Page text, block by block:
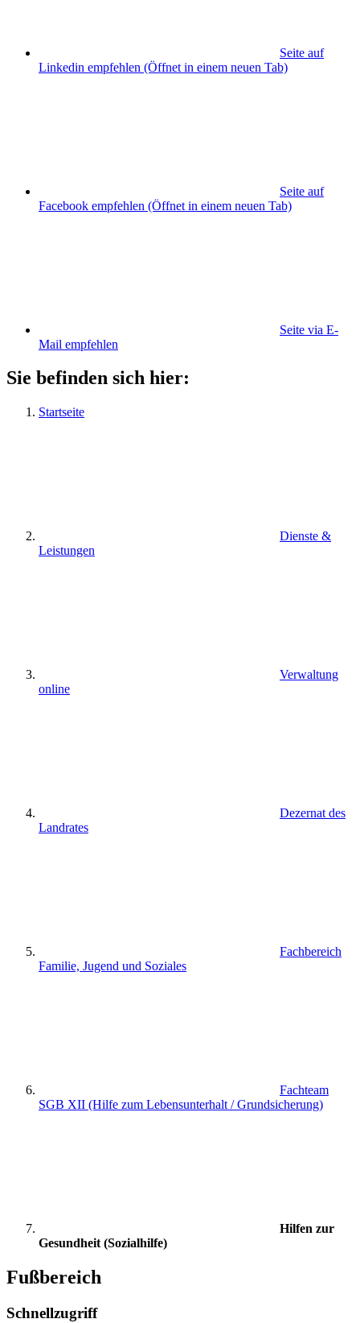
Seite auf
Linkedin empfehlen (Öffnet in einem neuen Tab)
Seite auf
Facebook empfehlen (Öffnet in einem neuen Tab)
Seite via E-
Mail empfehlen
Sie befinden sich hier:
Startseite
Dienste &
Leistungen
Verwaltung
online
Dezernat des
Landrates
Fachbereich
Familie, Jugend und Soziales
Fachteam
SGB XII (Hilfe zum Lebensunterhalt / Grundsicherung)
Hilfen zur
Gesundheit (Sozialhilfe)
Fußbereich
Schnellzugriff